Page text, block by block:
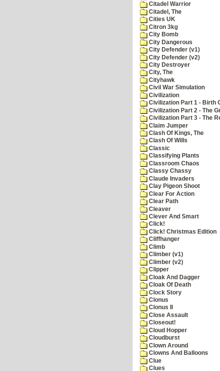
Citadel Warrior
Citadel, The
Cities UK
Citron 3kg
City Bomb
City Dangerous
City Defender (v1)
City Defender (v2)
City Destroyer
City, The
Cityhawk
Civil War Simulation
Civilization
Civilization Part 1 - Birth
Civilization Part 2 - The
Civilization Part 3 - The
Claim Jumper
Clash Of Kings, The
Clash Of Wills
Classic
Classifying Plants
Classroom Chaos
Classy Chassy
Claude Invaders
Clay Pigeon Shoot
Clear For Action
Clear Path
Cleaver
Clever And Smart
Click!
Click! Christmas Edition
Cliffhanger
Climb
Climber (v1)
Climber (v2)
Clipper
Cloak And Dagger
Cloak Of Death
Clock Story
Clonus
Clonus II
Close Assault
Closeout!
Cloud Hopper
Cloudburst
Clown Around
Clowns And Balloons
Clue
Clues